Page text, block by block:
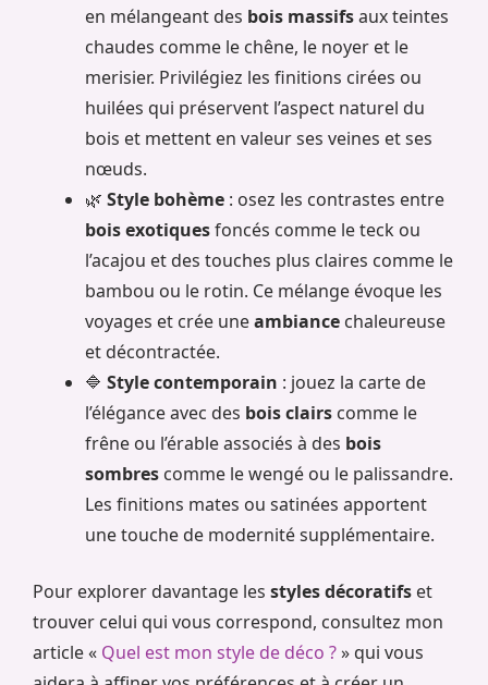
en mélangeant des bois massifsaux teintes
chaudes comme le chêne, le noyer et le
merisier. Privilégiez les finitions cirées ou
huilées qui préservent l’aspect naturel du
bois et mettent en valeur ses veines et ses
nœuds.
🌿 Style bohème : osez les contrastes entre
bois exotiquesfoncés comme le teck ou
l’acajou et des touches plus claires comme le
bambou ou le rotin. Ce mélange évoque les
voyages et crée uneambiance chaleureuse
et décontractée.
🔷 Style contemporain : jouez la carte de
l’élégance avec des bois clairs comme le
frêne ou l’érable associés à des bois
sombres comme le wengé ou le palissandre.
Les finitions mates ou satinées apportent
une touche de modernité supplémentaire.
Pour explorer davantage les styles décoratifs et
trouver celui qui vous correspond, consultez mon
article « Quel est mon style de déco ?» qui vous